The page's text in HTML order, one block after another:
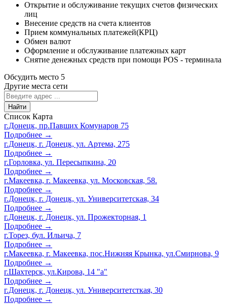
Открытие и обслуживание текущих счетов физических
лиц
Внесение средств на счета клиентов
Прием коммунальных платежей(КРЦ)
Обмен валют
Оформление и обслуживание платежных карт
Снятие денежных средств при помощи POS - терминала
Обсудить место 5
Другие места сети
Найти
Список Карта
г.Донецк, пр.Павших Комунаров 75
Подробнее →
г.Донецк, г. Донецк, ул. Артема, 275
Подробнее →
г.Горловка, ул. Пересыпкина, 20
Подробнее →
г.Макеевка, г. Макеевка, ул. Московская, 58.
Подробнее →
г.Донецк, г. Донецк, ул. Университетская, 34
Подробнее →
г.Донецк, г. Донецк, ул. Прожекторная, 1
Подробнее →
г.Торез, бул. Ильича, 7
Подробнее →
г.Макеевка, г. Макеевка, пос.Нижняя Крынка, ул.Смирнова, 9
Подробнее →
г.Шахтерск, ул.Кирова, 14 "а"
Подробнее →
г.Донецк, г. Донецк, ул. Университетсткая, 30
Подробнее →